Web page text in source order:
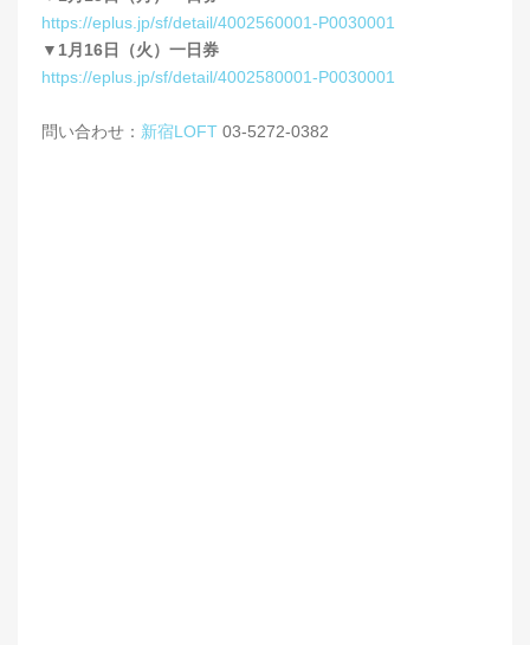
https://eplus.jp/sf/detail/4002560001-P0030001
▼1月16日（火）一日券
https://eplus.jp/sf/detail/4002580001-P0030001
問い合わせ： 新宿LOFT 03-5272-0382